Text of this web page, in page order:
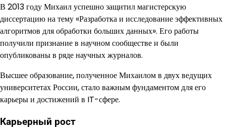
В 2013 году Михаил успешно защитил магистерскую
диссертацию на тему «Разработка и исследование эффективных
алгоритмов для обработки больших данных». Его работы
получили признание в научном сообществе и были
опубликованы в ряде научных журналов.
Высшее образование, полученное Михаилом в двух ведущих
университетах России, стало важным фундаментом для его
карьеры и достижений в IT-сфере.
Карьерный рост